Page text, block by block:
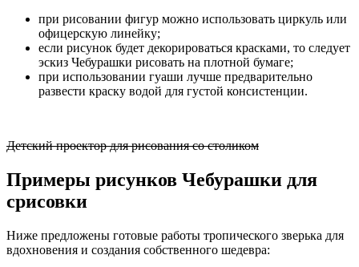
при рисовании фигур можно использовать циркуль или
офицерскую линейку;
если рисунок будет декорироваться красками, то следует
эскиз Чебурашки рисовать на плотной бумаге;
при использовании гуаши лучше предварительно
развести краску водой для густой консистенции.
Детский проектор для рисования со столиком
Примеры рисунков Чебурашки для
срисовки
Ниже предложены готовые работы тропического зверька для
вдохновения и создания собственного шедевра: